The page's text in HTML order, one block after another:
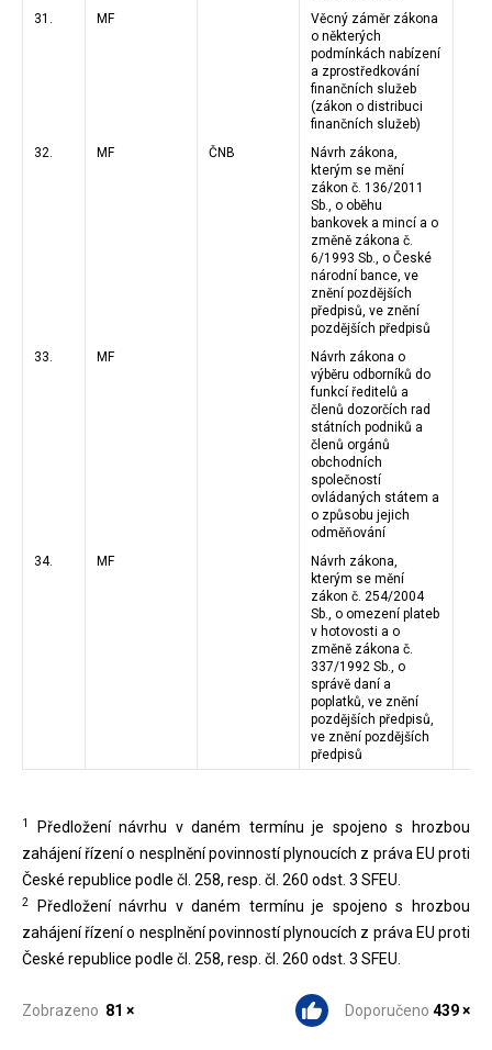
31.
MF
Věcný záměr zákona
o některých
podmínkách nabízení
a zprostředkování
finančních služeb
(zákon o distribuci
finančních služeb)
32.
MF ČNB
Návrh zákona,
kterým se mění
zákon č. 136/2011
Sb., o oběhu
bankovek a mincí a o
změně zákona č.
6/1993 Sb., o České
národní bance, ve
znění pozdějších
předpisů, ve znění
pozdějších předpisů
33.
MF
Návrh zákona o
výběru odborníků do
funkcí ředitelů a
členů dozorčích rad
státních podniků a
členů orgánů
obchodních
společností
ovládaných státem a
o způsobu jejich
odměňování
34.
MF
Návrh zákona,
kterým se mění
zákon č. 254/2004
Sb., o omezení plateb
v hotovosti a o
změně zákona č.
337/1992 Sb., o
správě daní a
poplatků, ve znění
pozdějších předpisů,
ve znění pozdějších
předpisů
1
Předložení návrhu v daném termínu je spojeno s hrozbou
zahájení řízení o nesplnění povinností plynoucích z práva EU proti
České republice podle čl. 258, resp. čl. 260 odst. 3 SFEU.
2
Předložení návrhu v daném termínu je spojeno s hrozbou
zahájení řízení o nesplnění povinností plynoucích z práva EU proti
České republice podle čl. 258, resp. čl. 260 odst. 3 SFEU.
Zobrazeno 81 × Doporučeno 439 ×